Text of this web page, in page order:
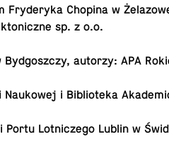
Fry­de­ry­ka Chopina w
sp. z o.o.
autorzy: APA
i Bi­blio­te­ka
Portu Lot­ni­cze­go Lublin w